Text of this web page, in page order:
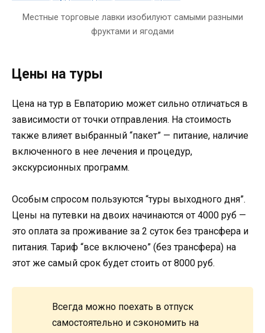
Местные торговые лавки изобилуют самыми разными
фруктами и ягодами
Цены на туры
Цена на тур в Евпаторию может сильно отличаться в
зависимости от точки отправления. На стоимость
также влияет выбранный “пакет” — питание, наличие
включенного в нее лечения и процедур,
экскурсионных программ.
Особым спросом пользуются “туры выходного дня”.
Цены на путевки на двоих начинаются от 4000 руб —
это оплата за проживание за 2 суток без трансфера и
питания. Тариф “все включено” (без трансфера) на
этот же самый срок будет стоить от 8000 руб.
Всегда можно поехать в отпуск
самостоятельно и сэкономить на